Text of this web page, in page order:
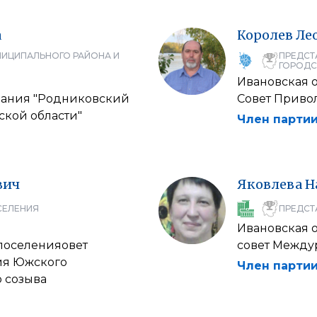
РАЙОНА И
"Родниковский
области"
Королев
Ивановская
Совет
Член
Южского
созыва
Яковлева
Ивановская
совет
Член